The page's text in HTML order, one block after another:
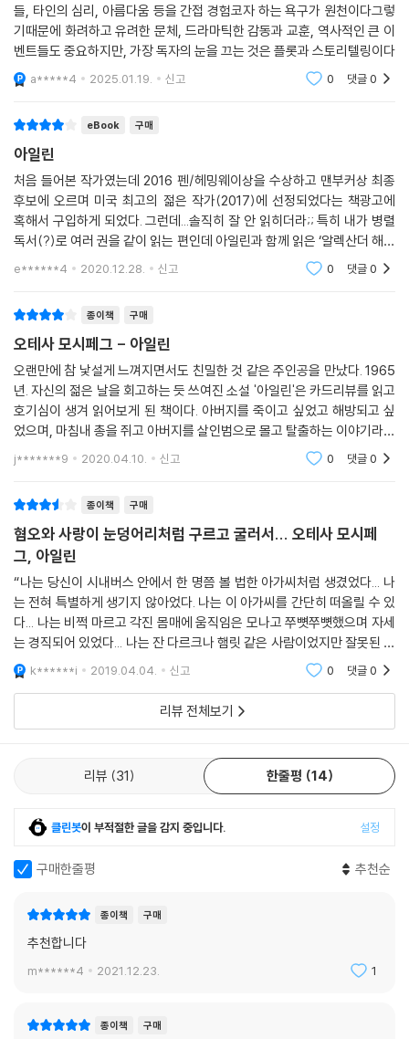
시페그의 장기가 매우 잘 드러난 작품이다. 이 젊은 작가는 이미 인간 정신
의 가장 음산한 면을 꿰뚫어보는 통찰력을 지녔다.
로스앤젤레스 타임스: 오테사 모시페그는 여느 작가(성별·국적을 불문하
통해 확고해진다. 술책 부리기를 거부하며 전적으로 새로운 무언가가 되고
자, 스스로 순전한 예술성 안에 머물고자 하는 작품이다.
커커스 리뷰: 오테사 모시페그의 언어 구사력은 뛰어나다. 그녀는 모든 가
능성을 제시한다. 『아일린』은 내적 혼란이 어떻게 외적 소란으로 변화하는
지 훌륭하게 써낸 작품이다.
NPR: 매력적으로 불안하다. 기분좋게 음침하다. 즐겁게 삐딱하다. 오테사
른 모순적 감상들이다. 작가가 부린 어두운 마법에 웃음 짓는 스스로를 발
견하고 놀라지 않을 수 없었다.
BBC: 망가진 가족의 왜곡과 공모를 포착한 걸작.
북포럼: 진실을 말하는 아름다운 작품. 굉장히 재미있고 흥미롭다.
버슬: 주목해야 할 유능한 작가로서 오테사 모시페그를 알린 수준 높은 작
품.
들, 타인의 심리, 아름다움 등을 간접 경험코자 하는 욕구가 원천이다그렇
기때문에 화려하고 유려한 문체, 드라마틱한 감동과 교훈, 역사적인 큰 이
벤트들도 중요하지만, 가장 독자의 눈을 끄는 것은 플롯과 스토리텔링이다
a*****4 2025.01.19. 신고 0 댓글0
eBook 구매
아일린
처음 들어본 작가였는데 2016 펜/헤밍웨이상을 수상하고 맨부커상 최종
후보에 오르며 미국 최고의 젊은 작가(2017)에 선정되었다는 책광고에
혹해서 구입하게 되었다. 그런데...솔직히 잘 안 읽히더라;; 특히 내가 병렬
독서(?)로 여러 권을 같이 읽는 편인데 아일린과 함께 읽은 ‘알렉산더 해밀
턴’ (론 처노)와 ‘악령’ (도스토예프스키)가 너무나 압도적으로 재밌고 강
e******4 2020.12.28. 신고 0 댓글0
종이책 구매
오테사 모시페그 - 아일린
오랜만에 참 낯설게 느껴지면서도 친밀한 것 같은 주인공을 만났다. 1965
년. 자신의 젊은 날을 회고하는 듯 쓰여진 소설 '아일린'은 카드리뷰를 읽고
호기심이 생겨 읽어보게 된 책이다. 아버지를 죽이고 싶었고 해방되고 싶
었으며, 마침내 총을 쥐고 아버지를 살인범으로 몰고 탈출하는 이야기라니
궁금했다. 주인공인 아일린이 그렇게 할 수 밖에 없었던 이유나 결말에 관
해서.소설의
j*******9 2020.04.10. 신고 0 댓글0
종이책 구매
혐오와 사랑이 눈덩어리처럼 구르고 굴러서... 오테사 모시페
그, 아일린
“나는 당신이 시내버스 안에서 한 명쯤 볼 법한 아가씨처럼 생겼었다... 나
는 전혀 특별하게 생기지 않아었다. 나는 이 아가씨를 간단히 떠올릴 수 있
다... 나는 비쩍 마르고 각진 몸매에 움직임은 모나고 쭈뼛쭈뼛했으며 자세
는 경직되어 있었다... 나는 잔 다르크나 햄릿 같은 사람이었지만 잘못된 인
생을 타고났다. 보잘것없는 사람, 말라깽이, 투명인간의 인생을. 달리 더 잘
표현할
k******i 2019.04.04. 신고 0 댓글0
리뷰 전체보기
리뷰 31 한줄평 14
클린봇이 부적절한 글을 감지 중입니다. 설정
구매한줄평 추천순
종이책 구매
추천합니다
m******4 2021.12.23. 1
종이책 구매